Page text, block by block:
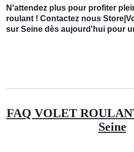
N'attendez plus pour profiter
roulant ! Contactez nous
sur Seine dès aujourd'hui pour
FAQ VOLET
Seine